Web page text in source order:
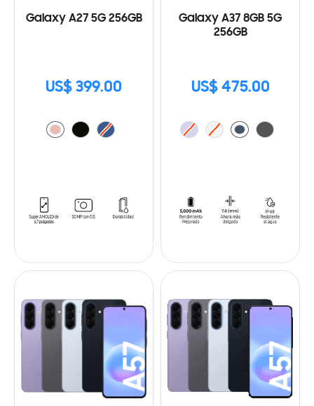
Galaxy A27 5G 256GB
US$ 399.00
Galaxy A37 8GB 5G
256GB
US$ 475.00